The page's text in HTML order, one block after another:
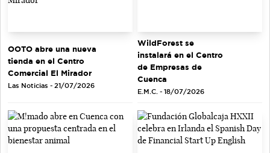
OOTO abre una nueva
tienda en el Centro
Comercial El Mirador
Las Noticias - 21/07/2026
WildForest se
instalará en el Centro
de Empresas de
Cuenca
E.M.C. - 18/07/2026